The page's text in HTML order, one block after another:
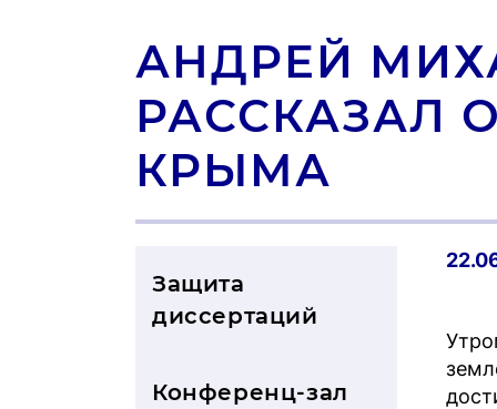
АНДРЕЙ
РАССКАЗАЛ
КРЫМА
Защита
диссертаций
Конференц-зал